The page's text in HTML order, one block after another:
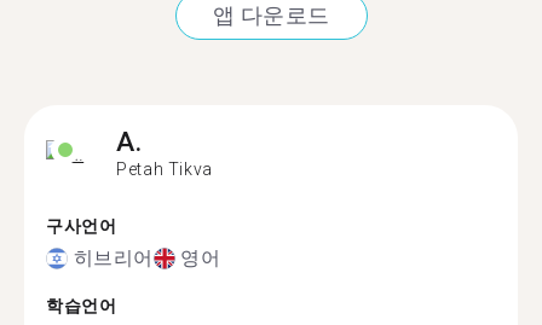
앱 다운로드
A.
Petah Tikva
구사언어
히브리어 영어
학습언어